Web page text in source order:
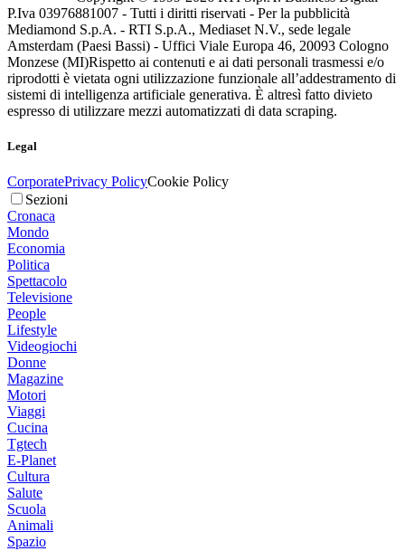
P.Iva 03976881007 - Tutti i diritti riservati - Per la pubblicità
Mediamond S.p.A. - RTI S.p.A., Mediaset N.V., sede legale
Amsterdam (Paesi Bassi) - Uffici Viale Europa 46, 20093 Cologno
Monzese (MI)Rispetto ai contenuti e ai dati personali trasmessi e/o
riprodotti è vietata ogni utilizzazione funzionale all’addestramento di
sistemi di intelligenza artificiale generativa. È altresì fatto divieto
espresso di utilizzare mezzi automatizzati di data scraping.
Legal
CorporatePrivacy PolicyCookie Policy
Sezioni
Cronaca
Mondo
Economia
Politica
Spettacolo
Televisione
People
Lifestyle
Videogiochi
Donne
Magazine
Motori
Viaggi
Cucina
Tgtech
E-Planet
Cultura
Salute
Scuola
Animali
Spazio